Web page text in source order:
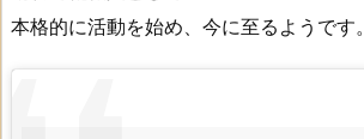
本格的に活動を始め、今に至るようです。